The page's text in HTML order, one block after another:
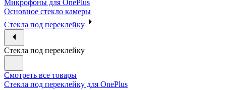
Микрофоны для OnePlus
Основное стекло камеры
Стекла под переклейку
Стекла под переклейку
Смотреть все товары
Стекла под переклейку для OnePlus